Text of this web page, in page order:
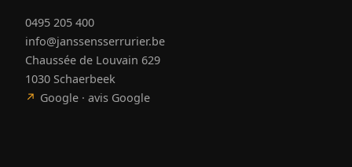
0495 205 400
info@janssensserrurier.be
Chaussée de Louvain 629
1030 Schaerbeek
↗ Google · avis Google